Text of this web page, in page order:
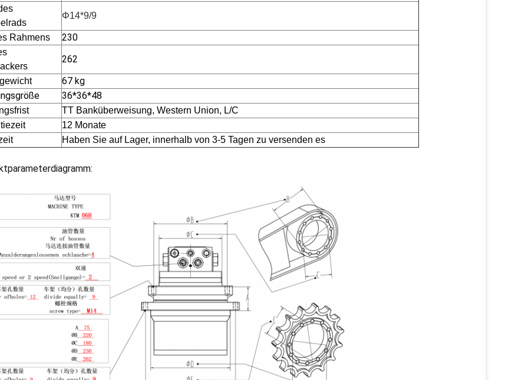
Φ14*9/9
Rahmens 230
262
67 kg
36*36*48
TT Banküberweisung, Western Union, L/C
12 Monate
Haben Sie auf Lager, innerhalb von 3-5 Tagen zu versenden es